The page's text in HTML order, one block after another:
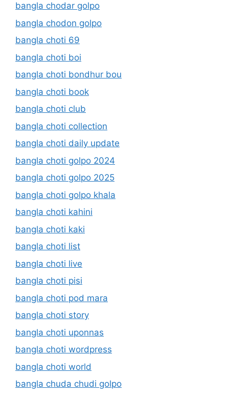
bangla chodar golpo
bangla chodon golpo
bangla choti 69
bangla choti boi
bangla choti bondhur bou
bangla choti book
bangla choti club
bangla choti collection
bangla choti daily update
bangla choti golpo 2024
bangla choti golpo 2025
bangla choti golpo khala
bangla choti kahini
bangla choti kaki
bangla choti list
bangla choti live
bangla choti pisi
bangla choti pod mara
bangla choti story
bangla choti uponnas
bangla choti wordpress
bangla choti world
bangla chuda chudi golpo